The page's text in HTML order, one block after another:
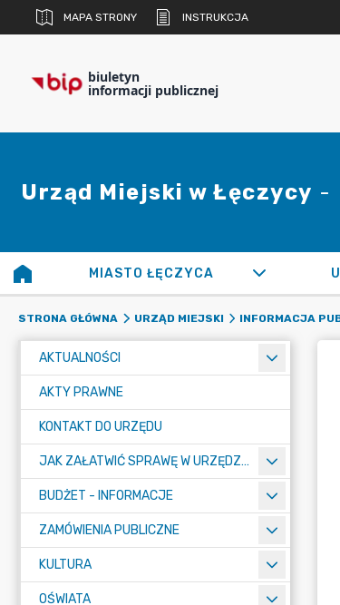
MAPA STRONY INSTRUKCJA
biuletyn
informacji publicznej
Urząd Miejski w Łęczycy -
MIASTO ŁĘCZYCA
STRONA GŁÓWNA URZĄD MIEJSKI INFORMACJA
AKTUALNOŚCI
AKTY PRAWNE
KONTAKT DO URZĘDU
JAK ZAŁATWIĆ SPRAWĘ W URZĘDZIE
BUDŻET - INFORMACJE
ZAMÓWIENIA PUBLICZNE
KULTURA
OŚWIATA